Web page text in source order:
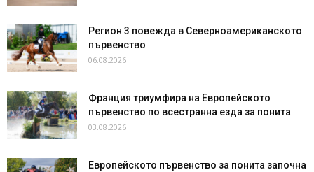
Регион 3 повежда в Северноамериканското
първенство
06.08.2026
Франция триумфира на Европейското
първенство по всестранна езда за понита
03.08.2026
Европейското първенство за понита започна